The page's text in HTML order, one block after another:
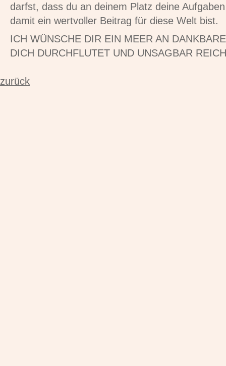
darfst, dass du an deinem Platz deine
damit ein wertvoller Beitrag für diese Welt bist.
ICH WÜNSCHE DIR EIN MEER AN
DICH DURCHFLUTET UND UNSAGBAR
zurück